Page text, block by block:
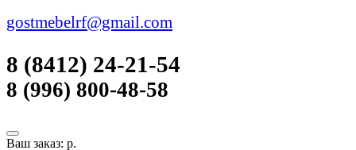
gostmebelrf@gmail.com
8 (8412) 24-21-54
8 (996) 800-48-58
Ваш заказ: р.